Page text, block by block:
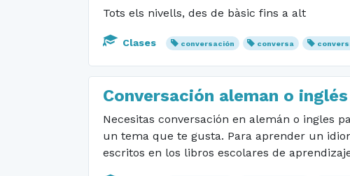
Tots els nivells, des de bàsic fins a alt
Clases conversación conversa
Conversación aleman o inglés
Necesitas conversación en alemán o ingles
un tema que te gusta. Para aprender un
escritos en los libros escolares de